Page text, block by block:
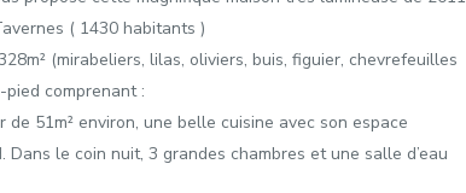
( 1430 habitants )
(mirabeliers, lilas, oliviers, buis, figuier, chevrefeuilles
comprenant :
51m² environ, une belle cuisine avec son espace
le coin nuit, 3 grandes chambres et une salle d’eau